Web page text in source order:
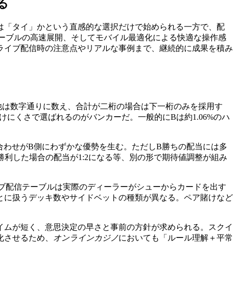
タイ」かという直感的な選択だけで始められる一方で、配
ルの高速展開、そしてモバイル最適化による快適な操作感
ブ配信時の注意点やリアルな事例まで、継続的に成果を積み
数字通りに数え、合計が二桁の場合は下一桁のみを採用す
くさで選ばれるのがバンカーだ。一般的にBは約1.06%のハ
せがB側にわずかな優勢を生む。ただしB勝ちの配当には多
した場合の配当が1:2になる等、別の形で期待値調整が組み
信テーブルは実際のディーラーがシューからカードを出す
扱うデッキ数やサイドベットの種類が異なる。ペア賭けなど
が短く、意思決定の早さと事前の方針が求められる。スクイ
せるため、 オンラインカジノにおいても「ルール理解＋平常